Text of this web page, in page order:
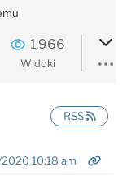
1,966
Widoki
RSS
10:18 am